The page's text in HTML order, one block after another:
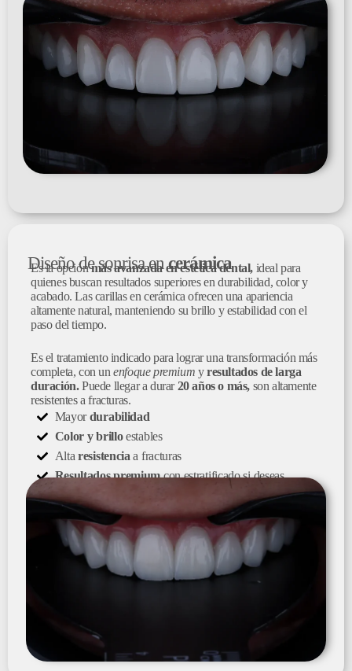
Diseño de sonrisa encerámica
Es la opciónmás avanzada en estética dental, ideal para
quienes buscan resultados superiores en durabilidad, color y
acabado. Las carillas en cerámica ofrecen una apariencia
altamente natural, manteniendo su brillo y estabilidad con el
paso del tiempo.
Es el tratamiento indicado para lograr una transformación más
completa, con unenfoque premium yresultados de larga
duración.Puede llegar a durar20 años o más, son altamente
resistentes a fracturas.
Mayordurabilidad
Color y brilloestables
Altaresistenciaa fracturas
Resultados premiumcon estratificado si deseas